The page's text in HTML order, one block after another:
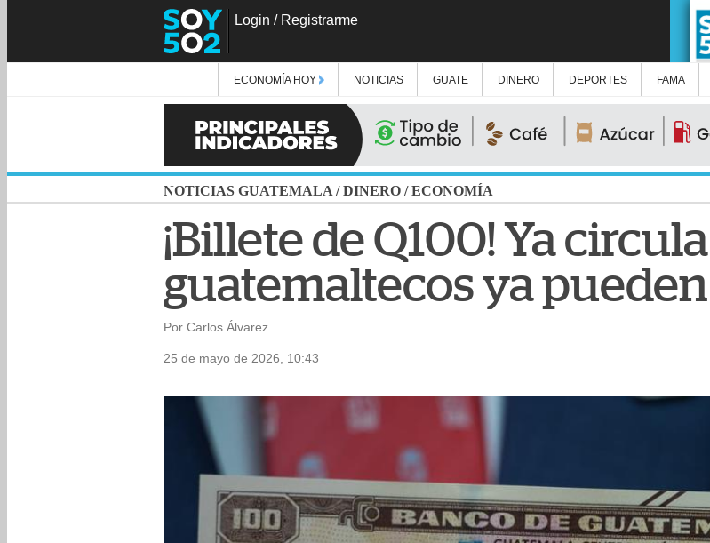
Login / Registrarme
ECONOMÍA HOY NOTICIAS GUATE DINERO DEPORTES FAMA
NOTICIAS GUATEMALA /DINERO /ECONOMÍA
¡Billete de Q100! Ya
guatemaltecos ya
Por Carlos Álvarez
25 de mayo de 2026, 10:43